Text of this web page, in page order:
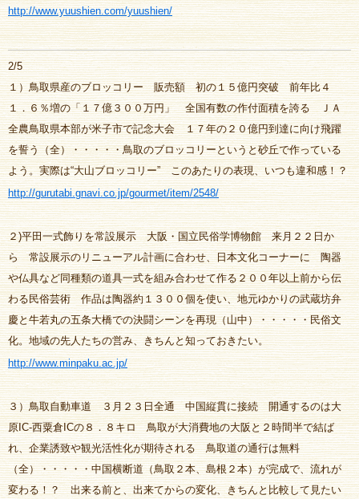
http://www.yuushien.com/yuushien/
2/5
１）鳥取県産のブロッコリー 販売額 初の１５億円突破 前年比４
１．６％増の「１７億３００万円」 全国有数の作付面積を誇る ＪＡ
全農鳥取県本部が米子市で記念大会 １７年の２０億円到達に向け飛躍
を誓う（全）・・・・・鳥取のブロッコリーというと砂丘で作っている
よう。実際は“大山ブロッコリー” このあたりの表現、いつも違和感！？
http://gurutabi.gnavi.co.jp/gourmet/item/2548/
２)平田一式飾りを常設展示 大阪・国立民俗学博物館 来月２２日か
ら 常設展示のリニューアル計画に合わせ、日本文化コーナーに 陶器
や仏具など同種類の道具一式を組み合わせて作る２００年以上前から伝
わる民俗芸術 作品は陶器約１３００個を使い、地元ゆかりの武蔵坊弁
慶と牛若丸の五条大橋での決闘シーンを再現（山中）・・・・・民俗文
化。地域の先人たちの営み、きちんと知っておきたい。
http://www.minpaku.ac.jp/
３）鳥取自動車道 ３月２３日全通 中国縦貫に接続 開通するのは大
原IC-西粟倉ICの８．８キロ 鳥取が大消費地の大阪と２時間半で結ば
れ、企業誘致や観光活性化が期待される 鳥取道の通行は無料
（全）・・・・・中国横断道（鳥取２本、島根２本）が完成で、流れが
変わる！？ 出来る前と、出来てからの変化、きちんと比較して見たい